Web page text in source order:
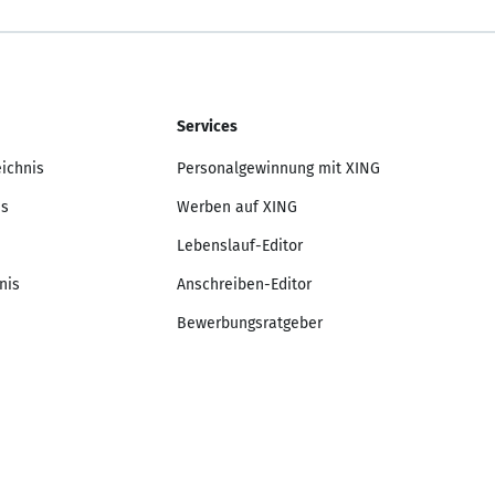
Services
Personalgewinnung mit XING
Werben auf XING
Lebenslauf-Editor
Anschreiben-Editor
Bewerbungsratgeber